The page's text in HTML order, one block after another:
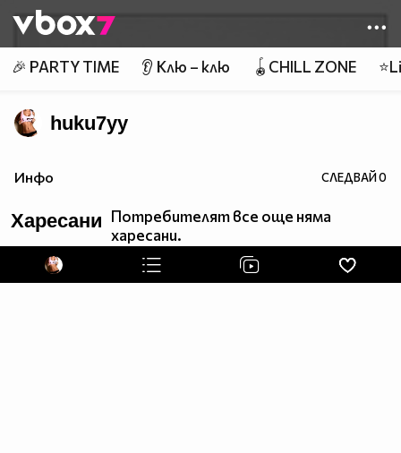
👾
🎉 PARTY TIME 👂 Клю – клю 🪀CHILL ZONE
huku7yy
Инфо СЛЕДВАЙ0
Харесани Потребителят все още няма
харесани.